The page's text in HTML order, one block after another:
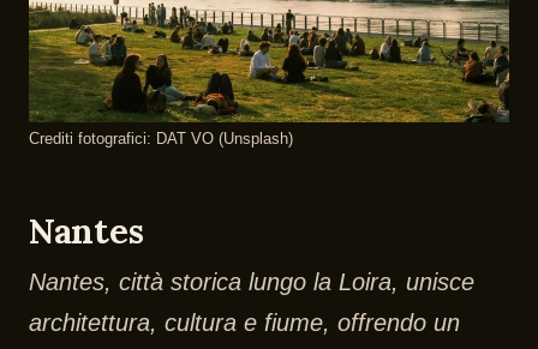
Crediti fotografici: DAT VO (Unsplash)
Nantes
Nantes, città storica lungo la Loira, unisce
architettura, cultura e fiume, offrendo un